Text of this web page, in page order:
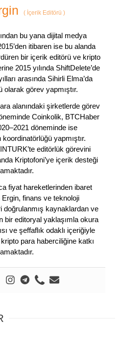
(İçerik Editörü )
bu yana dijital medya
itibaren ise bu alanda
bir içerik editörü ve kripto
2015 yılında ShiftDelete’de
arasında Sihirli Elma’da
olarak görev yapmıştır.
alanındaki şirketlerde görev
Coinkolik, BTCHaber
döneminde ise
koordinatörlüğü yapmıştır.
editörlük görevini
Kriptofoni’ye içerik desteği
fiyat hareketlerinden ibaret
Ergin, finans ve teknoloji
kaynaklardan ve
bir editoryal yaklaşımla okura
ve şeffaflık odaklı içeriğiyle
para haberciliğine katkı